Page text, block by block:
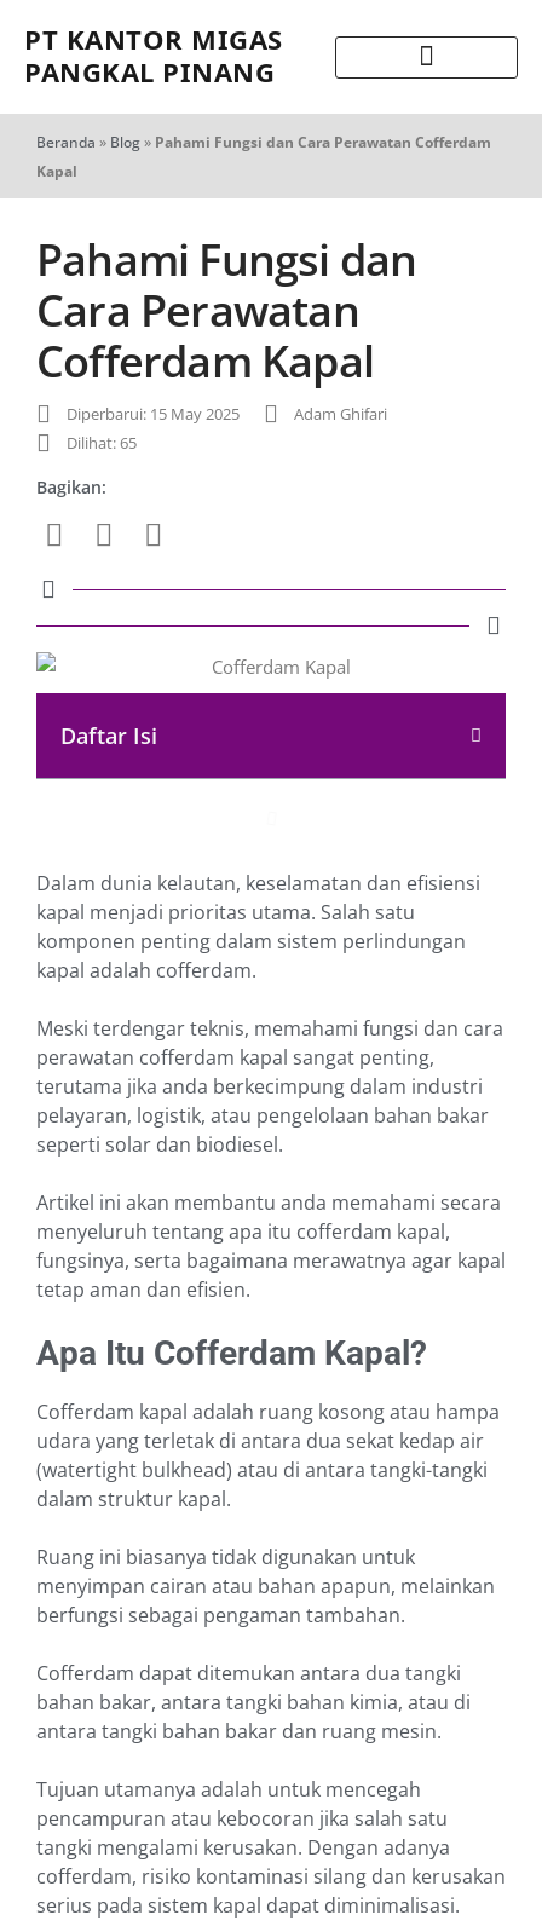
PT KANTOR MIGAS
PANGKAL PINANG
Beranda » Blog» Pahami Fungsi dan Cara Perawatan Cofferdam
Kapal
Pahami Fungsi dan
Cara Perawatan
Cofferdam Kapal
Diperbarui: 15 May 2025
Adam Ghifari
Dilihat: 65
Bagikan:
Daftar Isi
Dalam dunia kelautan, keselamatan dan efisiensi
kapal menjadi prioritas utama. Salah satu
komponen penting dalam sistem perlindungan
kapal adalah cofferdam.
Meski terdengar teknis, memahami fungsi dan cara
perawatan cofferdam kapal sangat penting,
terutama jika anda berkecimpung dalam industri
pelayaran, logistik, atau pengelolaan bahan bakar
seperti solar dan biodiesel.
Artikel ini akan membantu anda memahami secara
menyeluruh tentang apa itu cofferdam kapal,
fungsinya, serta bagaimana merawatnya agar kapal
tetap aman dan efisien.
Apa Itu Cofferdam Kapal?
Cofferdam kapal adalah ruang kosong atau hampa
udara yang terletak di antara dua sekat kedap air
(watertight bulkhead) atau di antara tangki-tangki
dalam struktur kapal.
Ruang ini biasanya tidak digunakan untuk
menyimpan cairan atau bahan apapun, melainkan
berfungsi sebagai pengaman tambahan.
Cofferdam dapat ditemukan antara dua tangki
bahan bakar, antara tangki bahan kimia, atau di
antara tangki bahan bakar dan ruang mesin.
Tujuan utamanya adalah untuk mencegah
pencampuran atau kebocoran jika salah satu
tangki mengalami kerusakan. Dengan adanya
cofferdam, risiko kontaminasi silang dan kerusakan
serius pada sistem kapal dapat diminimalisasi.